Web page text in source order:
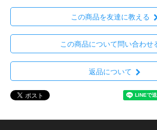
この商品を友達に教える
この商品について問い合わせ
返品について